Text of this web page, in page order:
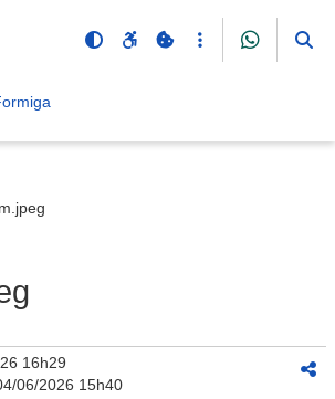
16h29
06/2026 15h40